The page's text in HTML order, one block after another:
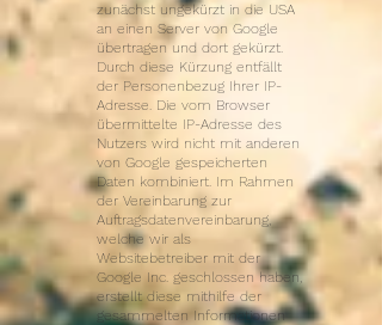
zunächst ungekürzt in die USA
an einen Server von Google
übertragen und dort gekürzt.
Durch diese Kürzung entfällt
der Personenbezug Ihrer IP-
Adresse. Die vom Browser
übermittelte IP-Adresse des
Nutzers wird nicht mit anderen
von Google gespeicherten
Daten kombiniert. Im Rahmen
der Vereinbarung zur
Auftragsdatenvereinbarung,
welche wir als
Websitebetreiber mit der
Google Inc. geschlossen haben,
erstellt diese mithilfe der
gesammelten Informationen